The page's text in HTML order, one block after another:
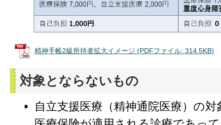
精神手帳2級所持者拡大イメージ (PDFファイル: 314.5KB)
対象とならないもの
自立支援医療（精神通院医療）の